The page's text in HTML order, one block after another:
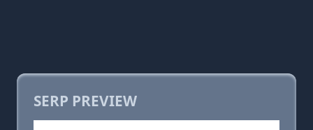
SERP PREVIEW